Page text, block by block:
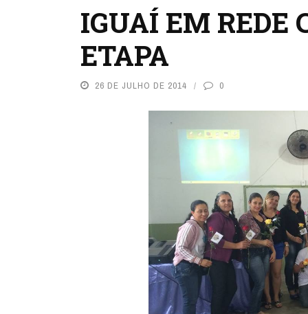
IGUAÍ EM REDE
ETAPA
26 DE JULHO DE 2014 0